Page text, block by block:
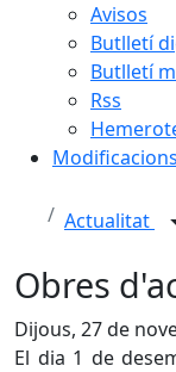
Avisos
Butlletí
Butlletí
Rss
Actualitat
Obres
Dijous, 27 de
El dia 1 de